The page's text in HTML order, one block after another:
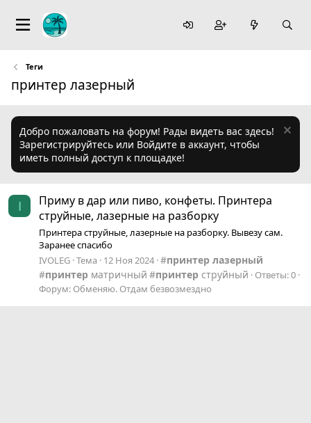
Теги
принтер лазерный
Добро пожаловать на форум! Рады видеть вас здесь!
Зарегистрируйтесь или Войдите в аккаунт, чтобы
иметь полный доступ к площадке!
I
Приму в дар или пиво, конфеты. Принтера
струйные, лазерные на разборку
Принтера струйные, лазерные на разборку. Вывезу сам.
Заранее спасибо
IVOLEG Тема 12 Ноя 2024 принтер лазерный
принтер матричный принтер струйный
Ответы: 0
Форум: Обменяю. Отдам безвозмездно